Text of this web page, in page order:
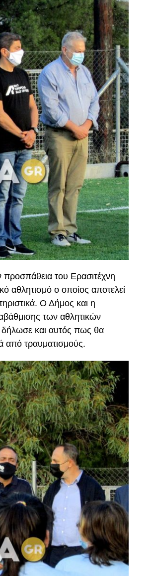
του Ερασιτέχνη
αθλητισμό ο οποίος αποτελεί
Ο Δήμος και η
των αθλητικών
και αυτός πως θα
από τραυματισμούς.